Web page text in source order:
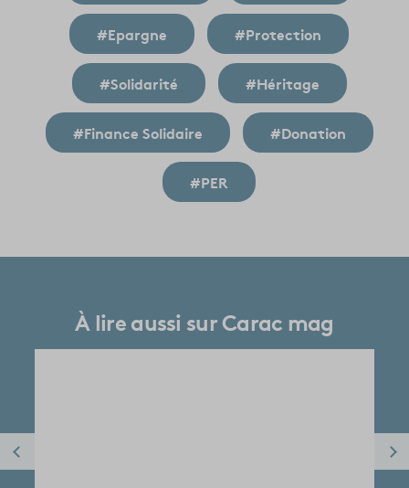
#Epargne #Protection
#Solidarité #Héritage
#Finance Solidaire #Donation
#PER
À lire aussi sur Carac mag